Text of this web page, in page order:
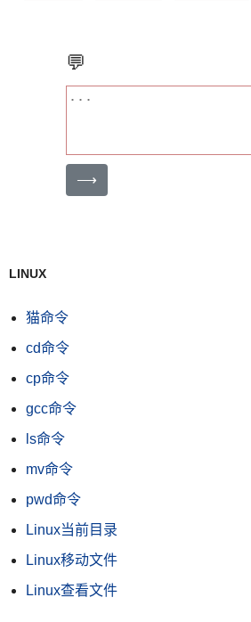
💬
⟶
LINUX
猫命令
cd命令
cp命令
gcc命令
ls命令
mv命令
pwd命令
Linux当前目录
Linux移动文件
Linux查看文件